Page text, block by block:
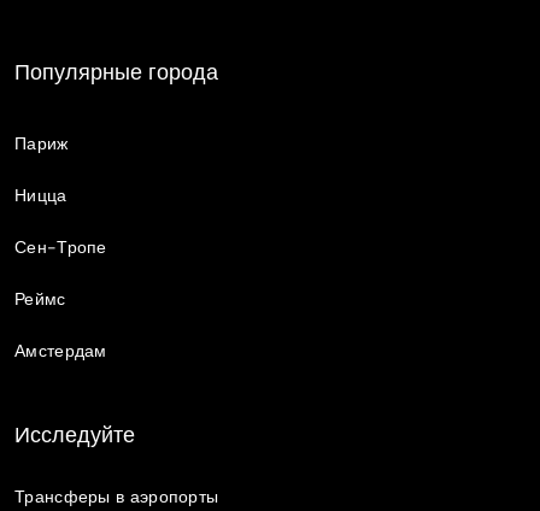
Популярные города
Париж
Ницца
Сен-Тропе
Реймс
Амстердам
Исследуйте
Трансферы в аэропорты